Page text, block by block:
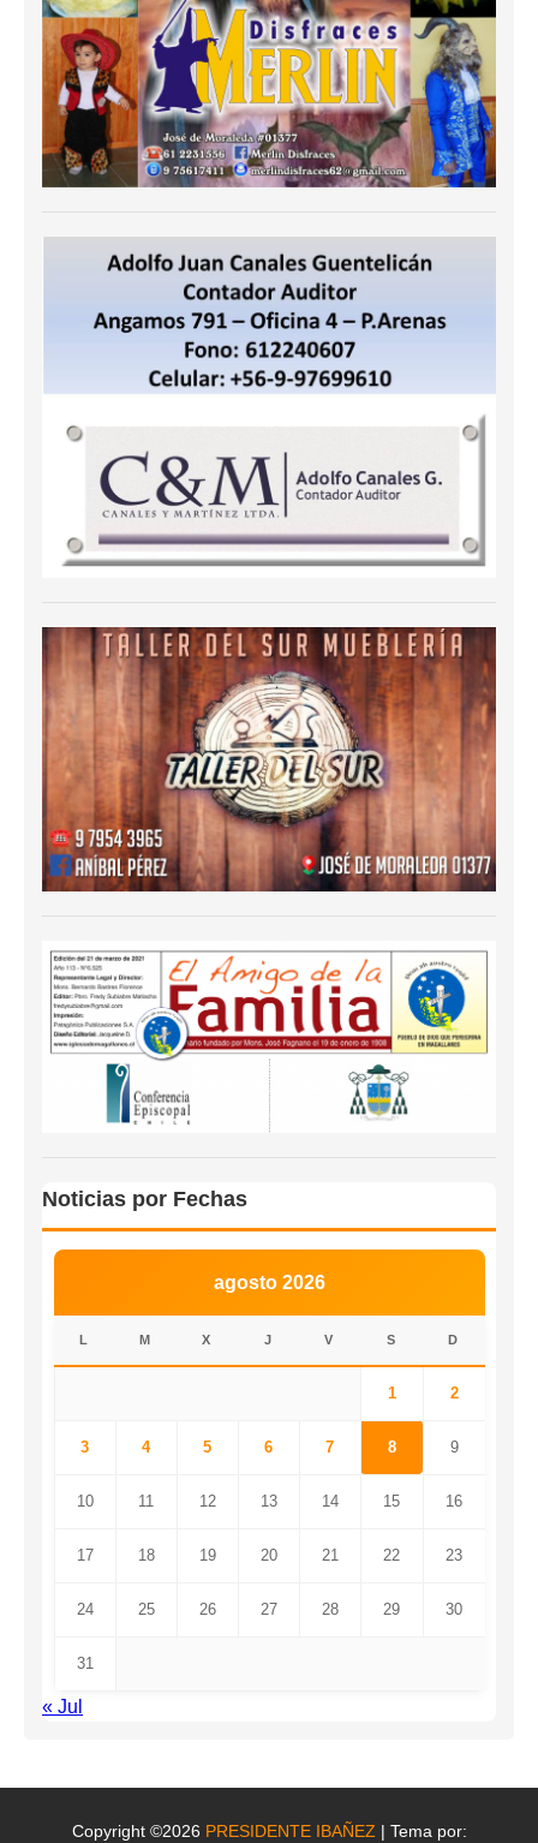
Noticias por Fechas
agosto 2026
L M X J V S D
1 2
3 4 5 6 7 8 9
10 11 12 13 14 15 16
17 18 19 20 21 22 23
24 25 26 27 28 29 30
31
« Jul
Copyright ©2026 PRESIDENTE IBAÑEZ | Tema por: